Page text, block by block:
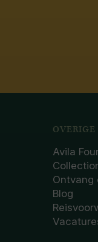
OVERIGE
Avila
Ontvang
Blog